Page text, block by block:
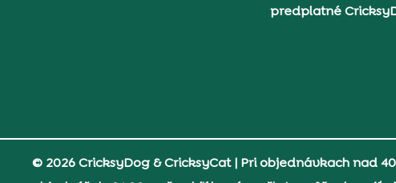
predplatné
© 2026 CricksyDog & CricksyCat| Pri objednávkach nad